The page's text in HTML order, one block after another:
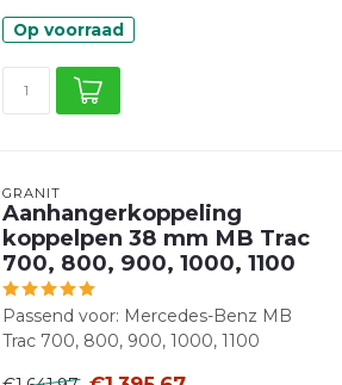
Op voorraad
GRANIT
Aanhangerkoppeling
koppelpen 38 mm MB Trac
700, 800, 900, 1000, 1100
Passend voor: Mercedes-Benz MB
Trac 700, 800, 900, 1000, 1100